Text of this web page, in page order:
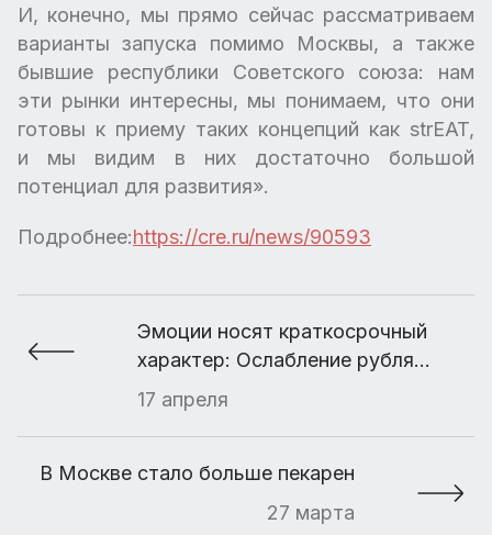
И, конечно, мы прямо сейчас рассматриваем
варианты запуска помимо Москвы, а также
бывшие республики Советского союза: нам
эти рынки интересны, мы понимаем, что они
готовы к приему таких концепций как strEAT,
и мы видим в них достаточно большой
потенциал для развития».
Подробнее:https://cre.ru/news/90593
Эмоции носят краткосрочный
характер: Ослабление рубля
подталкивает продавцов квартир
повышать цены
17 апреля
В Москве стало больше пекарен
27 марта